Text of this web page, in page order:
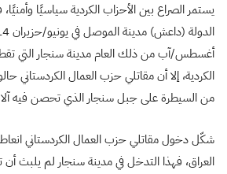
يستمر الصراع بين الأحزاب الكردية سياسيًا
أغسطس/آب من ذلك العام مدينة سنجار التي
الكردية، إلا أن مقاتلي حزب العمال الكردستاني
من السيطرة على جبل سنجار الذي تحصن فيه
شكّل دخول مقاتلي حزب العمال الكردستاني
العراق، فهذا التدخل في مدينة سنجار لم يلبث